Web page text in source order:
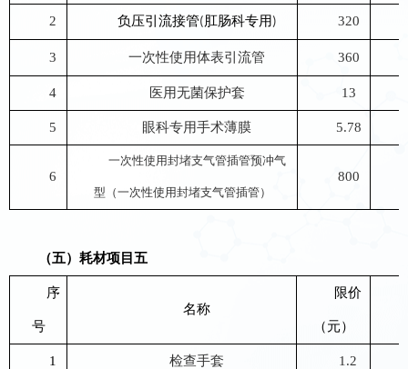
2 负压引流接管( 肛肠科专用 ) 320
3 一次性使用体表引流管 360
4 医用无菌保护套 13
5 眼科专用手术薄膜 5.78
6
一次性使用封堵支气管插管预冲气
型（一次性使用封堵支气管插管）
800
（五） 耗材项目 五
序
号
名称
限价
（元）
1 检查手套 1.2